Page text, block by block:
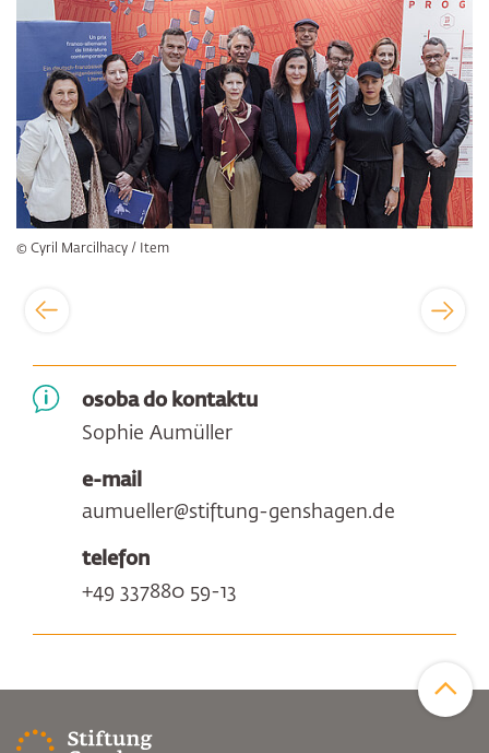
© Cyril Marcilhacy / Item
osoba do kontaktu
Sophie Aumüller
e-mail
aumueller@stiftung-genshagen.de
telefon
+49 337880 59-13